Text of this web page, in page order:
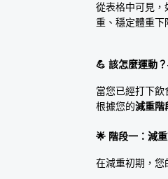
從表格中可見，
重、穩定體重下
💪 該怎麼運動
當您已經打下
根據您的減重階
🌟 階段一：減
在減重初期，您